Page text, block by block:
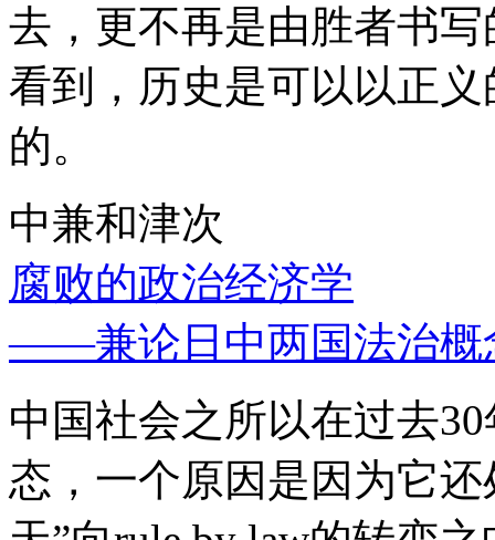
去，更不再是由胜者书
看到，历史是可以以正
的。
中兼和津次
腐败的政治经济学
——兼论日中两国法治概
中国社会之所以在过去
态，一个原因是因为它